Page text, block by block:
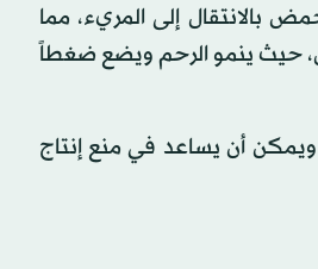
بالانتقال إلى المريء، مما
حيث ينمو الرحم ويضع ضغطاً
على مدار اليوم (6 وجبات بدلاً من 3) في الشبع، ويمكن أن يساعد في منع إنتاج